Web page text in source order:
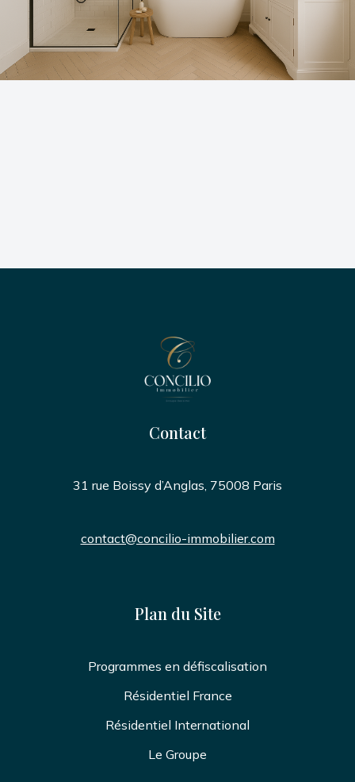
Contact
31 rue Boissy d’Anglas, 75008 Paris
contact@concilio-immobilier.com
Plan du Site
Programmes en défiscalisation
Résidentiel France
Résidentiel International
Le Groupe